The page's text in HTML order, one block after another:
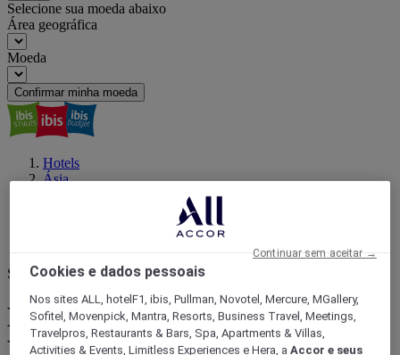
Selecione sua moeda abaixo
Área geográfica
Moeda
Confirmar minha moeda
Hotels
Ásia
SHANGHAI - municipality
Seu próximo destino
Encontre um hotel próximo a
Cookies e dados pessoais
Nos sites ALL, hotelF1, ibis, Pullman, Novotel, Mercure, MGallery,
Sofitel, Movenpick, Mantra, Resorts, Business Travel, Meetings,
Travelpros, Restaurants & Bars, Spa, Apartments & Villas,
Activities & Events, Limitless Experiences e Hera, aAccor e seus
Continuar sem aceitar →